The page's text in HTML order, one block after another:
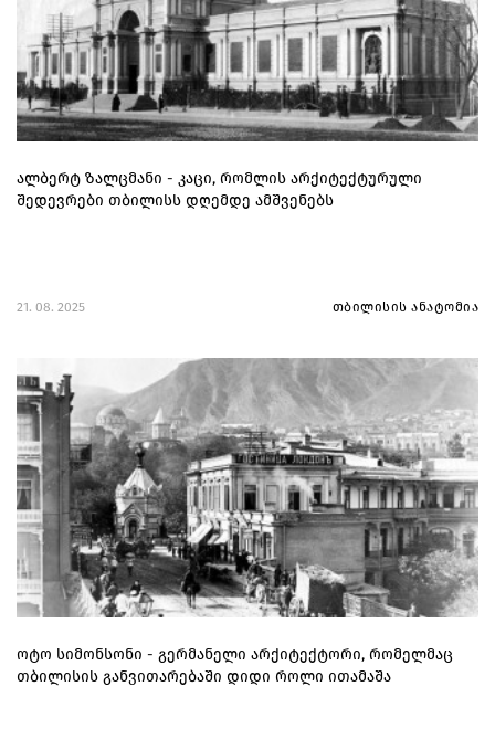
ალბერტ ზალცმანი - კაცი, რომლის არქიტექტურული
შედევრები თბილისს დღემდე ამშვენებს
21. 08. 2025 თბილისის ანატომია
ოტო სიმონსონი - გერმანელი არქიტექტორი, რომელმაც
თბილისის განვითარებაში დიდი როლი ითამაშა